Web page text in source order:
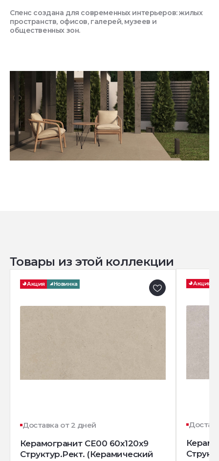
Спенс создана для современных интерьеров: жилых
пространств, офисов, галерей, музеев и
общественных зон.
Товары из этой коллекции
Акция Новинка
Доставка от 2 дней
Керамогранит CE00 60x120x9
Структур.Рект. (Керамический
Акция